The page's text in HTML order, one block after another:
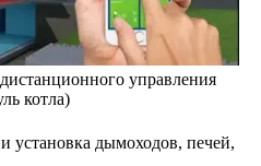
управления
котла)